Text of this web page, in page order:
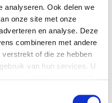
analyseren. Ook delen we
onze site met onze
en analyse. Deze
combineren met andere
of die ze hebben
van hun services. U